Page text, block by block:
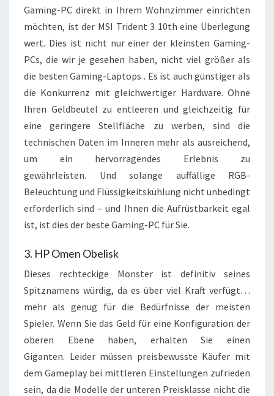
Gaming-PC direkt in Ihrem Wohnzimmer einrichten
möchten, ist der MSI Trident 3 10th eine Überlegung
wert. Dies ist nicht nur einer der kleinsten Gaming-
PCs, die wir je gesehen haben, nicht viel größer als
die besten Gaming-Laptops . Es ist auch günstiger als
die Konkurrenz mit gleichwertiger Hardware. Ohne
Ihren Geldbeutel zu entleeren und gleichzeitig für
eine geringere Stellfläche zu werben, sind die
technischen Daten im Inneren mehr als ausreichend,
um ein hervorragendes Erlebnis zu
gewährleisten. Und solange auffällige RGB-
Beleuchtung und Flüssigkeitskühlung nicht unbedingt
erforderlich sind – und Ihnen die Aufrüstbarkeit egal
ist, ist dies der beste Gaming-PC für Sie.
3. HP Omen Obelisk
Dieses rechteckige Monster ist definitiv seines
Spitznamens würdig, da es über viel Kraft verfügt…
mehr als genug für die Bedürfnisse der meisten
Spieler. Wenn Sie das Geld für eine Konfiguration der
oberen Ebene haben, erhalten Sie einen
Giganten. Leider müssen preisbewusste Käufer mit
dem Gameplay bei mittleren Einstellungen zufrieden
sein, da die Modelle der unteren Preisklasse nicht die